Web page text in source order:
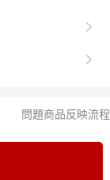
問題商品反映流程